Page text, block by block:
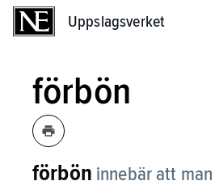
Uppslagsverket
förbön
förbön innebär att